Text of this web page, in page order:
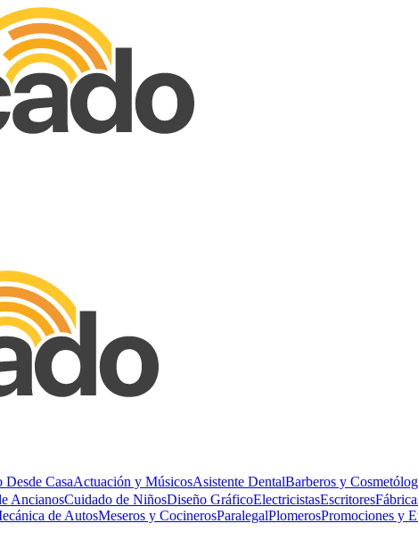
Desde CasaActuación y MúsicosAsistente DentalBarberos y
AncianosCuidado de NiñosDiseño GráficoElectricistasEscritores
de AutosMeseros y CocinerosParalegalPlomerosPromociones y